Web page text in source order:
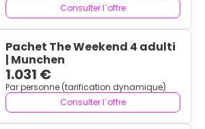
Consulter l´offre
Pachet The Weekend 4 adulti
| Munchen
1.031 €
Par personne (tarification dynamique)
Consulter l´offre